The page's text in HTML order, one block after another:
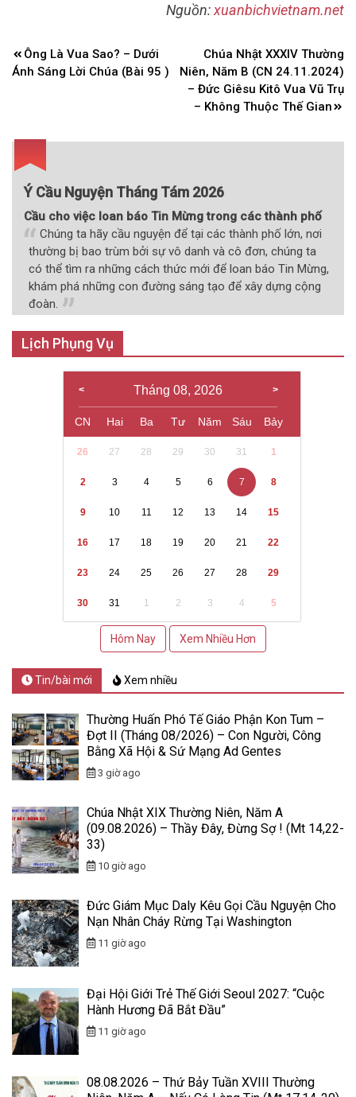
Nguồn:xuanbichvietnam.net
Điều
hướng
Ông Là Vua Sao? – Dưới
Ánh Sáng Lời Chúa (Bài 95 )
Chúa Nhật XXXIV Thường
Niên, Năm B (CN 24.11.2024)
– Đức Giêsu Kitô Vua Vũ Trụ
– Không Thuộc Thế Gian
Ý Cầu Nguyện Tháng Tám 2026
Cầu cho việc loan báo Tin Mừng trong các thành phố
Chúng ta hãy cầu nguyện để tại các thành phố lớn, nơi
thường bị bao trùm bởi sự vô danh và cô đơn, chúng ta
có thể tìm ra những cách thức mới để loan báo Tin Mừng,
khám phá những con đường sáng tạo để xây dựng cộng
đoàn.
Lịch Phụng Vụ
Tháng 08, 2026
CN Hai Ba Tư Năm Sáu Bảy
26 27 28 29 30 31 1
2 3 4 5 6 7 8
9 10 11 12 13 14 15
16 17 18 19 20 21 22
23 24 25 26 27 28 29
30 31 1 2 3 4 5
Hôm Nay Xem Nhiều Hơn
Tin/bài mới Xem nhiều
Thường Huấn Phó Tế Giáo Phận Kon Tum –
Đợt II (Tháng 08/2026) – Con Người, Công
Bằng Xã Hội & Sứ Mạng Ad Gentes
3 giờ ago
Chúa Nhật XIX Thường Niên, Năm A
(09.08.2026) – Thầy Đây, Đừng Sợ ! (Mt 14,22-
33)
10 giờ ago
Đức Giám Mục Daly Kêu Gọi Cầu Nguyện Cho
Nạn Nhân Cháy Rừng Tại Washington
11 giờ ago
Đại Hội Giới Trẻ Thế Giới Seoul 2027: “Cuộc
Hành Hương Đã Bắt Đầu”
11 giờ ago
08.08.2026 – Thứ Bảy Tuần XVIII Thường